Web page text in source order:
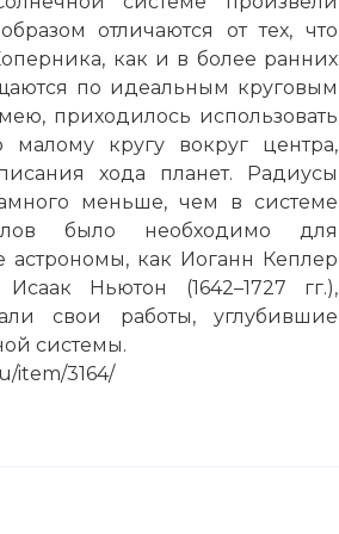
отличаются от тех, что
как и в более ранних
по идеальным круговым
приходилось использовать
кругу вокруг центра,
хода планет. Радиусы
меньше, чем в системе
было необходимо для
как Иоганн Кеплер
Исаак Ньютон (1642–1727 гг.),
свои работы, углубившие
системы.
item/3164/